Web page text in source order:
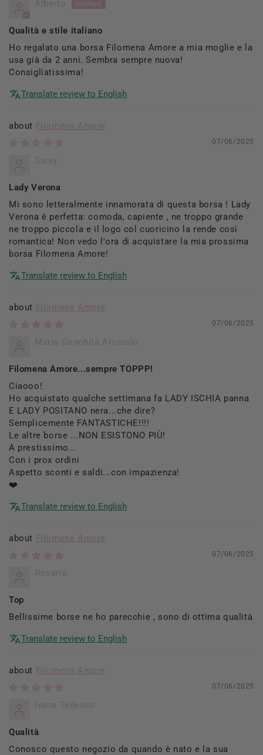
Alberto
Qualità e stile italiano
Ho regalato una borsa Filomena Amore a mia moglie e la
usa già da 2 anni. Sembra sempre nuova!
Consigliatissima!
Translate review to English
Filomena Amore
07/06/2025
Sissy
Lady Verona
Mi sono letteralmente innamorata di questa borsa ! Lady
Verona è perfetta: comoda, capiente , ne troppo grande
ne troppo piccola e il logo col cuoricino la rende così
romantica! Non vedo l'ora di acquistare la mia prossima
borsa Filomena Amore!
Translate review to English
Filomena Amore
07/06/2025
Maria Conchita Arciuolo
Filomena Amore...sempre TOPPP!
Ciaooo!
Ho acquistato qualche settimana fa LADY ISCHIA panna
E LADY POSITANO nera...che dire?
Semplicemente FANTASTICHE!!!!
Le altre borse ...NON ESISTONO PIÙ!
A prestissimo...
Con i prox ordini
Aspetto sconti e saldi...con impazienza!
❤️
Translate review to English
Filomena Amore
07/06/2025
Rosaria
Top
Bellissime borse ne ho parecchie , sono di ottima qualità
Translate review to English
Filomena Amore
07/06/2025
Ivana Tedesco
Qualità
Conosco questo negozio da quando è nato e la sua